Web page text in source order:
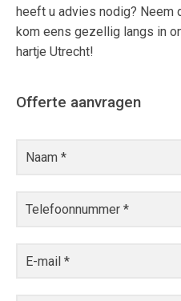
heeft u advies nodig? Neem
kom eens gezellig langs in
hartje Utrecht!
Offerte aanvragen